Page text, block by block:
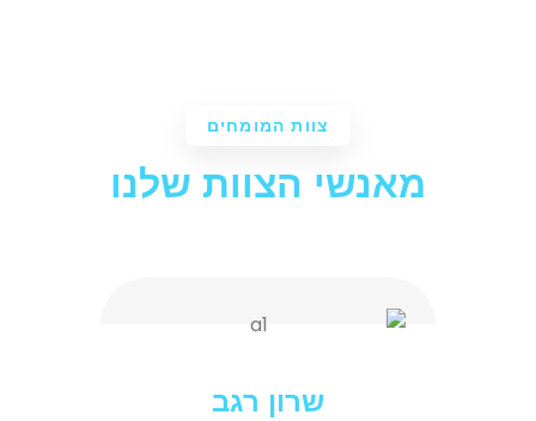
צוות המומחים
מאנשי הצוות שלנו
שרון רגב